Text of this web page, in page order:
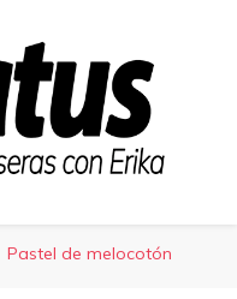
Pastel de melocotón